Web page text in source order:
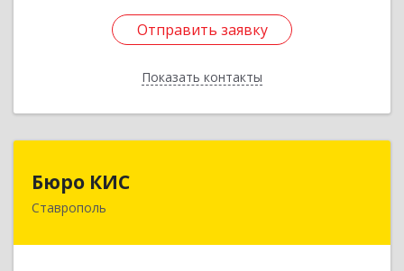
Отправить заявку
Показать контакты
Отправить заявку
Назад
Бюро КИС
Ставрополь
355000, Ставропольский край, Ставрополь г,